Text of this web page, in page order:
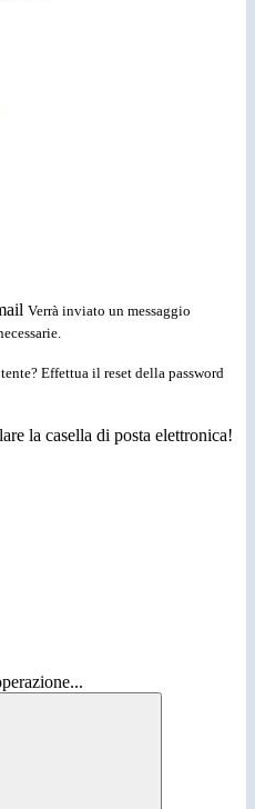
Verrà inviato un messaggio
Effettua il reset della password
la casella di posta elettronica!